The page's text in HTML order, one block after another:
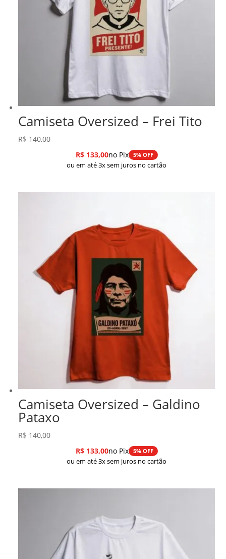
Camiseta Oversized – Frei Tito
R$ 140,00
R$133,00no Pix 5% OFF
ou em até 3x sem juros no cartão
Camiseta Oversized – Galdino
Pataxo
R$ 140,00
R$133,00no Pix 5% OFF
ou em até 3x sem juros no cartão